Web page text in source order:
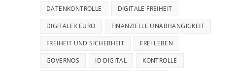
DATENKONTROLLE DIGITALE FREIHEIT
DIGITALER EURO FINANZIELLE UNABHÄNGIGKEIT
FREIHEIT UND SICHERHEIT FREI LEBEN
GOVERNOS ID DIGITAL KONTROLLE